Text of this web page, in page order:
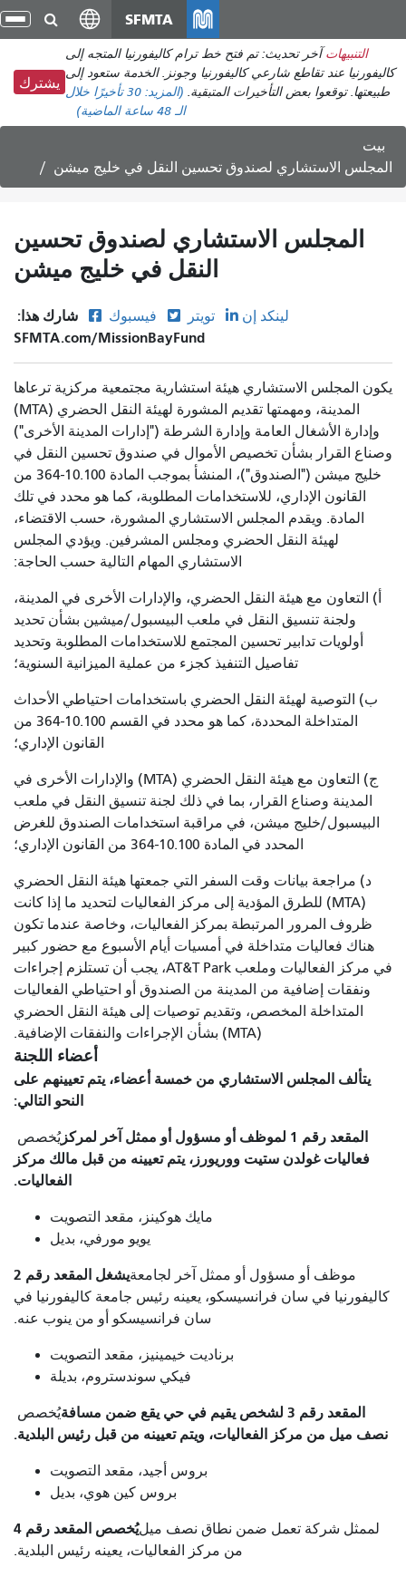
انتقل
إلى
المحتوى
الرئيسي
SFMTA
التنبيهات آخر تحديث: تم فتح خط ترام كاليفورنيا المتجه إلى
كاليفورنيا عند تقاطع شارعي كاليفورنيا وجونز. الخدمة ستعود إلى
طبيعتها. توقعوا بعض التأخيرات المتبقية. (المزيد: 30 تأخيرًا
خلال
الـ 48 ساعة الماضية)
يشترك
بيت
المجلس الاستشاري لصندوق تحسين النقل في خليج ميشن
المجلس الاستشاري لصندوق تحسين
النقل في خليج ميشن
شارك هذا: فيسبوك تويتر لينكد إن
SFMTA.com/MissionBayFund
يكون المجلس الاستشاري هيئة استشارية مجتمعية مركزية ترعاها
المدينة، ومهمتها تقديم المشورة لهيئة النقل الحضري (MTA)
وإدارة الأشغال العامة وإدارة الشرطة ("إدارات المدينة الأخرى")
وصناع القرار بشأن تخصيص الأموال في صندوق تحسين النقل في
خليج ميشن ("الصندوق")، المنشأ بموجب المادة 10.100-364 من
القانون الإداري، للاستخدامات المطلوبة، كما هو محدد في تلك
المادة. ويقدم المجلس الاستشاري المشورة، حسب الاقتضاء،
لهيئة النقل الحضري ومجلس المشرفين. ويؤدي المجلس
الاستشاري المهام التالية حسب الحاجة:
أ) التعاون مع هيئة النقل الحضري، والإدارات الأخرى في المدينة،
ولجنة تنسيق النقل في ملعب البيسبول/ميشين بشأن تحديد
أولويات تدابير تحسين المجتمع للاستخدامات المطلوبة وتحديد
تفاصيل التنفيذ كجزء من عملية الميزانية السنوية؛
ب) التوصية لهيئة النقل الحضري باستخدامات احتياطي الأحداث
المتداخلة المحددة، كما هو محدد في القسم 10.100-364 من
القانون الإداري؛
ج) التعاون مع هيئة النقل الحضري (MTA) والإدارات الأخرى في
المدينة وصناع القرار، بما في ذلك لجنة تنسيق النقل في ملعب
البيسبول/خليج ميشن، في مراقبة استخدامات الصندوق للغرض
المحدد في المادة 10.100-364 من القانون الإداري؛
د) مراجعة بيانات وقت السفر التي جمعتها هيئة النقل الحضري
(MTA) للطرق المؤدية إلى مركز الفعاليات لتحديد ما إذا كانت
ظروف المرور المرتبطة بمركز الفعاليات، وخاصة عندما تكون
هناك فعاليات متداخلة في أمسيات أيام الأسبوع مع حضور كبير
في مركز الفعاليات وملعب AT&T Park، يجب أن تستلزم إجراءات
ونفقات إضافية من المدينة من الصندوق أو احتياطي الفعاليات
المتداخلة المخصص، وتقديم توصيات إلى هيئة النقل الحضري
(MTA) بشأن الإجراءات والنفقات الإضافية.
أعضاء اللجنة
يتألف المجلس الاستشاري من خمسة أعضاء، يتم تعيينهم على
النحو التالي:
يُخصصالمقعد رقم 1 لموظف أو مسؤول أو ممثل آخر لمركز
فعاليات غولدن ستيت ووريورز، يتم تعيينه من قبل مالك مركز
الفعاليات.
مايك هوكينز، مقعد التصويت
يويو مورفي، بديل
يشغل المقعد رقم 2موظف أو مسؤول أو ممثل آخر لجامعة
كاليفورنيا في سان فرانسيسكو، يعينه رئيس جامعة كاليفورنيا في
سان فرانسيسكو أو من ينوب عنه.
برناديت خيمينيز، مقعد التصويت
فيكي سوندستروم، بديلة
يُخصصالمقعد رقم 3 لشخص يقيم في حي يقع ضمن مسافة
نصف ميل من مركز الفعاليات، ويتم تعيينه من قبل رئيس البلدية.
بروس أجيد، مقعد التصويت
بروس كين هوي، بديل
يُخصص المقعد رقم 4لممثل شركة تعمل ضمن نطاق نصف ميل
من مركز الفعاليات، يعينه رئيس البلدية.